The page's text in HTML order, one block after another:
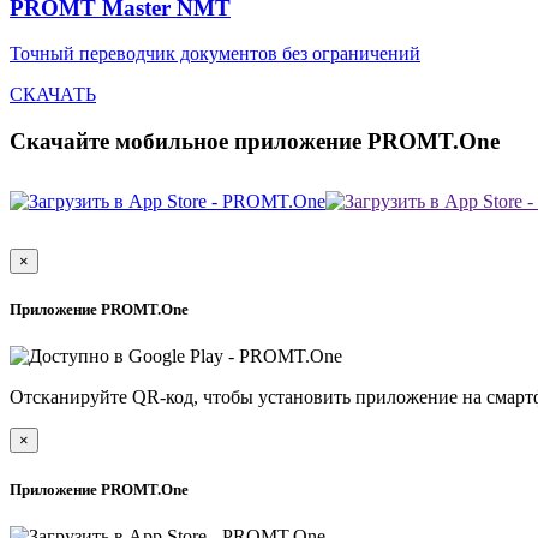
PROMT Master NMT
Точный переводчик документов без ограничений
СКАЧАТЬ
Скачайте мобильное приложение PROMT.One
×
Приложение PROMT.One
Отсканируйте QR-код, чтобы установить приложение на
×
Приложение PROMT.One